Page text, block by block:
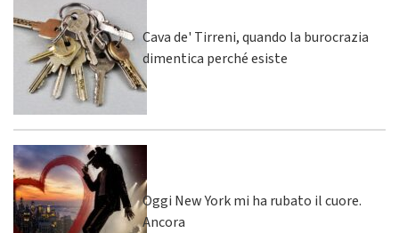
Cava de' Tirreni, quando la burocrazia
dimentica perché esiste
Oggi New York mi ha rubato il cuore.
Ancora